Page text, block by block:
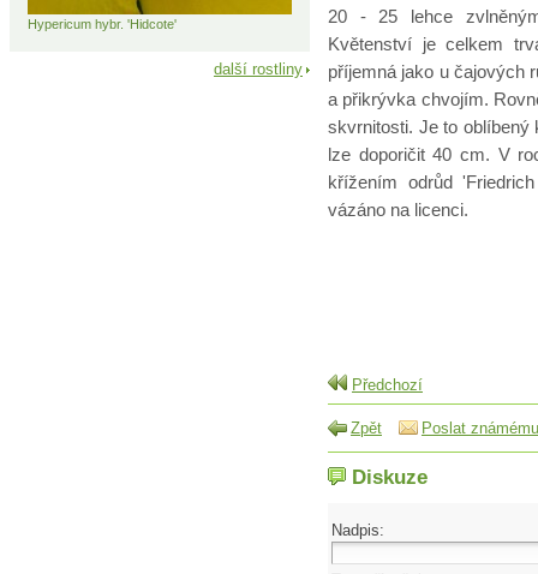
20 - 25 lehce
Květenství je celkem
příjemná jako u čajových
a přikrývka chvojím.
skvrnitosti. Je to oblíbený
lze doporičit 40 cm. V
křížením odrůd
vázáno na licenci.
Předchozí
Zpět Poslat známému
Diskuze
Nadpis:
Hypericum hybr. 'Hidcote'
další rostliny